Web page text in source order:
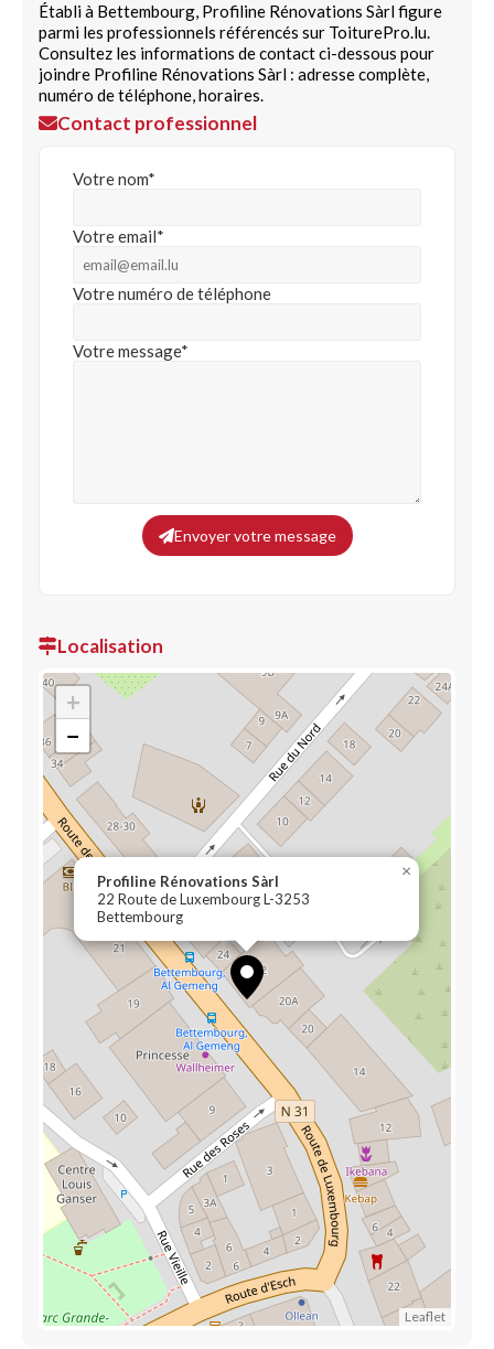
Établi à Bettembourg, Profiline Rénovations Sàrl figure
parmi les professionnels référencés sur ToiturePro.lu.
Consultez les informations de contact ci-dessous pour
joindre Profiline Rénovations Sàrl : adresse complète,
numéro de téléphone, horaires.
Contact professionnel
Votre nom*
Votre email*
Votre numéro de téléphone
Votre message*
Envoyer votre message
Localisation
Profiline Rénovations Sàrl
22 Route de Luxembourg L-3253
Bettembourg
×
+
−
Leaflet